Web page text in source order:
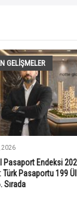
GELIŞMELER
2026
Pasaport Endeksi
Türk Pasaportu 199
Sırada